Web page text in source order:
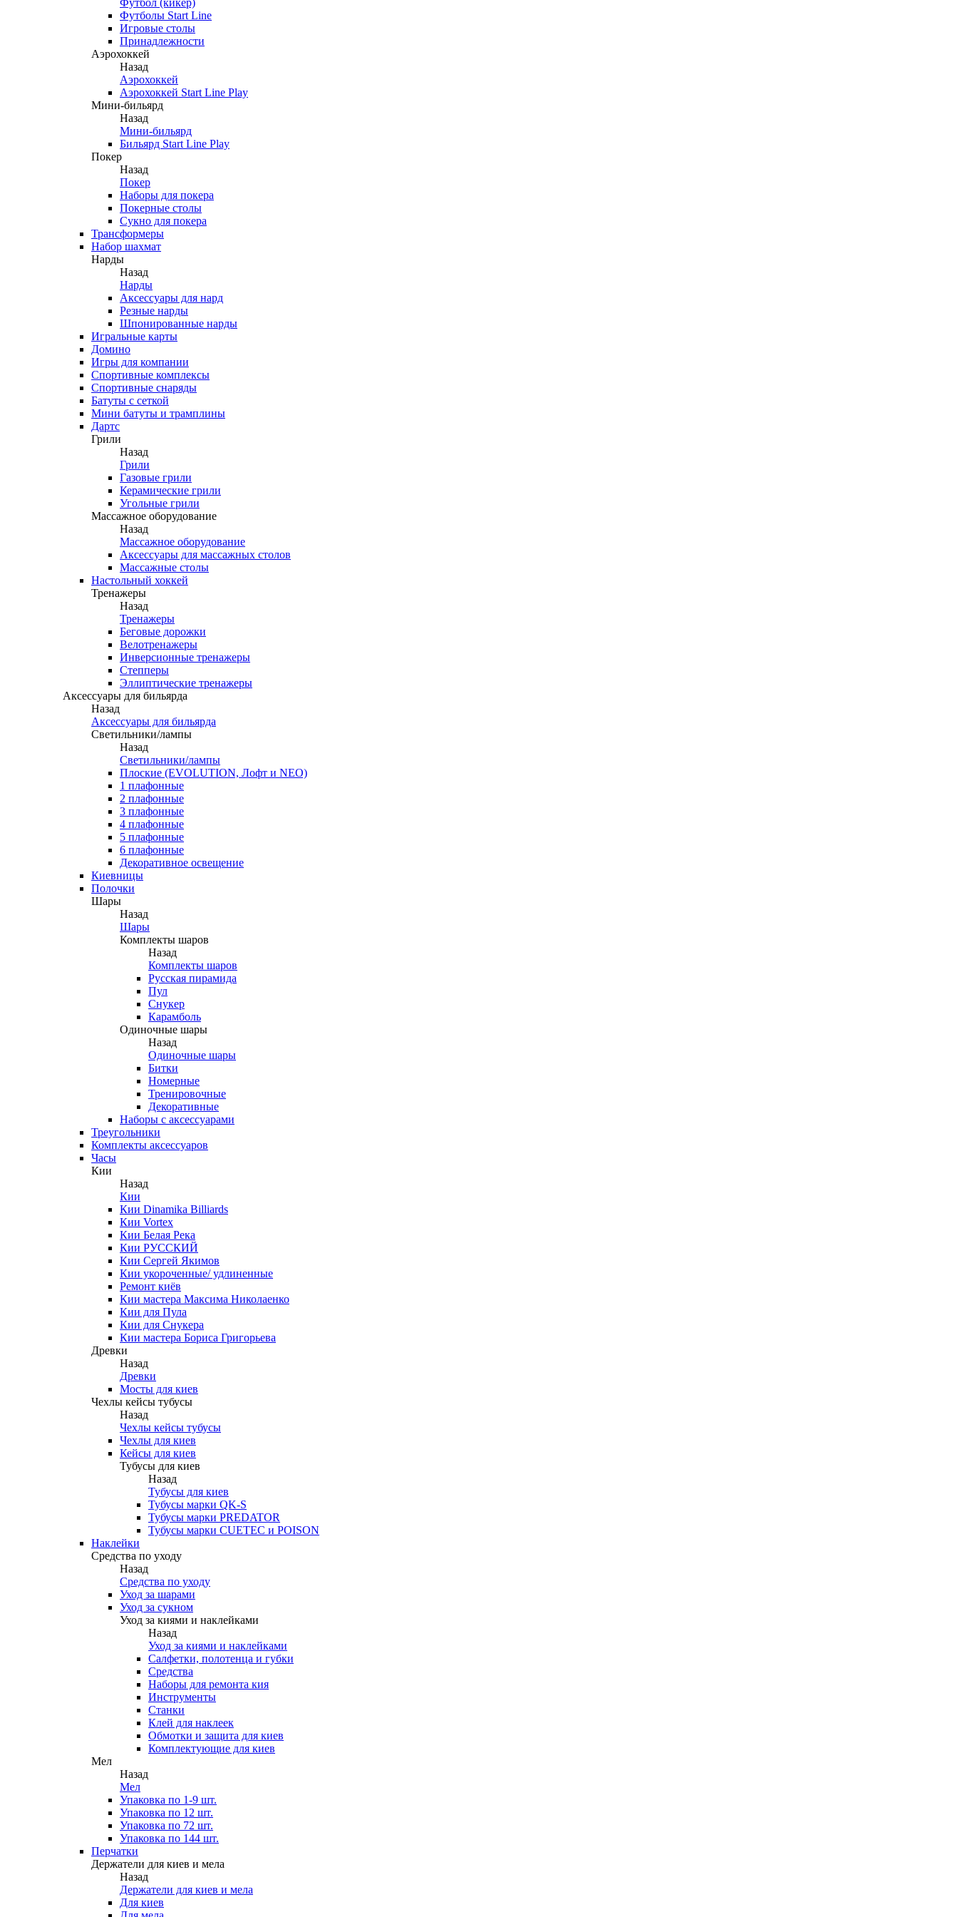
Футбол (кикер)
Футболы Start Line
Игровые столы
Принадлежности
Аэрохоккей
Назад
Аэрохоккей
Аэрохоккей Start Line Play
Мини-бильярд
Назад
Мини-бильярд
Бильярд Start Line Play
Покер
Назад
Покер
Наборы для покера
Покерные столы
Сукно для покера
Трансформеры
Набор шахмат
Нарды
Назад
Нарды
Аксессуары для нард
Резные нарды
Шпонированные нарды
Игральные карты
Домино
Игры для компании
Спортивные комплексы
Спортивные снаряды
Батуты с сеткой
Мини батуты и трамплины
Дартс
Грили
Назад
Грили
Газовые грили
Керамические грили
Угольные грили
Массажное оборудование
Назад
Массажное оборудование
Аксессуары для массажных столов
Массажные столы
Настольный хоккей
Тренажеры
Назад
Тренажеры
Беговые дорожки
Велотренажеры
Инверсионные тренажеры
Степперы
Эллиптические тренажеры
Аксессуары для бильярда
Назад
Аксессуары для бильярда
Светильники/лампы
Назад
Светильники/лампы
Плоские (EVOLUTION, Лофт и NEO)
1 плафонные
2 плафонные
3 плафонные
4 плафонные
5 плафонные
6 плафонные
Декоративное освещение
Киевницы
Полочки
Шары
Назад
Шары
Комплекты шаров
Назад
Комплекты шаров
Русская пирамида
Пул
Снукер
Карамболь
Одиночные шары
Назад
Одиночные шары
Битки
Номерные
Тренировочные
Декоративные
Наборы с аксессуарами
Треугольники
Комплекты аксессуаров
Часы
Кии
Назад
Кии
Кии Dinamika Billiards
Кии Vortex
Кии Белая Река
Кии РУССКИЙ
Кии Сергей Якимов
Кии укороченные/ удлиненные
Ремонт киёв
Кии мастера Максима Николаенко
Кии для Пула
Кии для Снукера
Кии мастера Бориса Григорьева
Древки
Назад
Древки
Мосты для киев
Чехлы кейсы тубусы
Назад
Чехлы кейсы тубусы
Чехлы для киев
Кейсы для киев
Тубусы для киев
Назад
Тубусы для киев
Тубусы марки QK-S
Тубусы марки PREDATOR
Тубусы марки CUETEC и POISON
Наклейки
Средства по уходу
Назад
Средства по уходу
Уход за шарами
Уход за сукном
Уход за киями и наклейками
Назад
Уход за киями и наклейками
Салфетки, полотенца и губки
Средства
Наборы для ремонта кия
Инструменты
Станки
Клей для наклеек
Обмотки и защита для киев
Комплектующие для киев
Мел
Назад
Мел
Упаковка по 1-9 шт.
Упаковка по 12 шт.
Упаковка по 72 шт.
Упаковка по 144 шт.
Перчатки
Держатели для киев и мела
Назад
Держатели для киев и мела
Для киев